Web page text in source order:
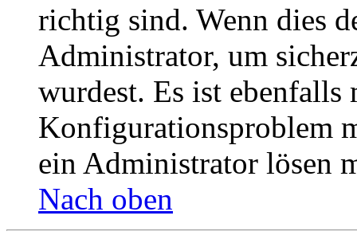
richtig sind. Wenn dies
Administrator, um
wurdest. Es ist ebenfalls
Konfigurationsproblem
ein Administrator lösen
Nach oben